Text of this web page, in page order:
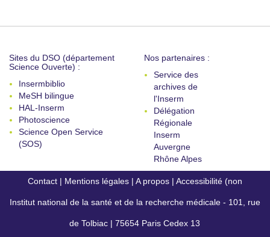
Sites du DSO (département
Science Ouverte) :
Insermbiblio
MeSH bilingue
HAL-Inserm
Photoscience
Science Open Service
(SOS)
Nos partenaires :
Service des
archives de
l'Inserm
Délégation
Régionale
Inserm
Auvergne
Rhône Alpes
Contact | Mentions légales | A propos | Accessibilité (non
conforme)
Institut national de la santé et de la recherche médicale - 101, rue
de Tolbiac | 75654 Paris Cedex 13